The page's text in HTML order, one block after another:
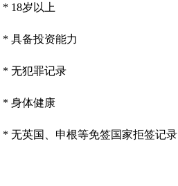
* 18岁以上
* 具备投资能力
* 无犯罪记录
* 身体健康
* 无英国、申根等免签国家拒签记录